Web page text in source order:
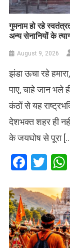
गुमनाम हो रहे
अन्य सेनानियों के
August 9, 2026
झंडा ऊचा रहे
पाए, चाहे जान भले
कंठों से यह
देशभक्त शहर ही
के जयघोष से पूरा